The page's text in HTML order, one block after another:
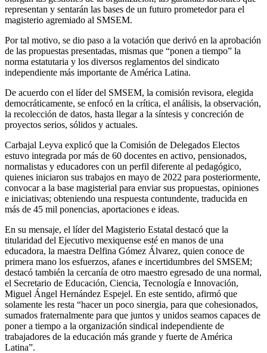
representan y sentarán las bases de un futuro prometedor para el
magisterio agremiado al SMSEM.
Por tal motivo, se dio paso a la votación que derivó en la aprobación
de las propuestas presentadas, mismas que “ponen a tiempo” la
norma estatutaria y los diversos reglamentos del sindicato
independiente más importante de América Latina.
De acuerdo con el líder del SMSEM, la comisión revisora, elegida
democráticamente, se enfocó en la crítica, el análisis, la observación,
la recolección de datos, hasta llegar a la síntesis y concreción de
proyectos serios, sólidos y actuales.
Carbajal Leyva explicó que la Comisión de Delegados Electos
estuvo integrada por más de 60 docentes en activo, pensionados,
normalistas y educadores con un perfil diferente al pedagógico,
quienes iniciaron sus trabajos en mayo de 2022 para posteriormente,
convocar a la base magisterial para enviar sus propuestas, opiniones
e iniciativas; obteniendo una respuesta contundente, traducida en
más de 45 mil ponencias, aportaciones e ideas.
En su mensaje, el líder del Magisterio Estatal destacó que la
titularidad del Ejecutivo mexiquense esté en manos de una
educadora, la maestra Delfina Gómez Álvarez, quien conoce de
primera mano los esfuerzos, afanes e incertidumbres del SMSEM;
destacó también la cercanía de otro maestro egresado de una normal,
el Secretario de Educación, Ciencia, Tecnología e Innovación,
Miguel Ángel Hernández Espejel. En este sentido, afirmó que
solamente les resta “hacer un poco sinergia, para que cohesionados,
sumados fraternalmente para que juntos y unidos seamos capaces de
poner a tiempo a la organización sindical independiente de
trabajadores de la educación más grande y fuerte de América
Latina”.